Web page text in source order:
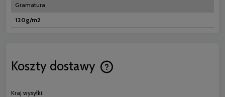
Gramatura
120g/m2
Koszty dostawy
Cena nie zawiera ewentualnych
Kraj wysyłki: